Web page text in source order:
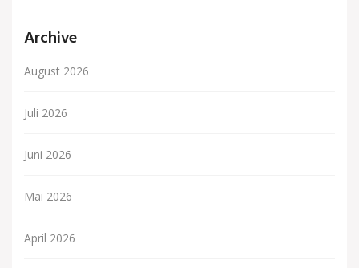
Archive
August 2026
Juli 2026
Juni 2026
Mai 2026
April 2026